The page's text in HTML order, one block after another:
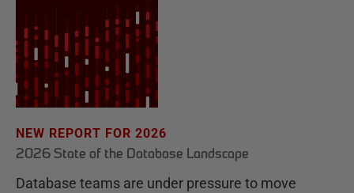
NEW REPORT FOR 2026
2026 State of the Database Landscape
Database teams are under pressure to move